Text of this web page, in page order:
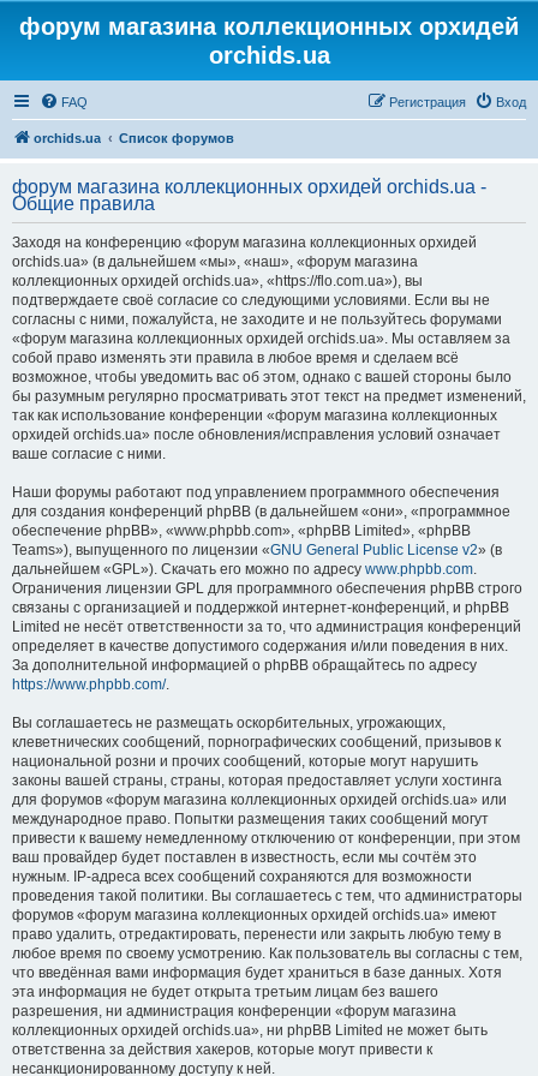
форум магазина коллекционных орхидей
orchids.ua
FAQ Вход
Регистрация
orchids.ua Список форумов
форум магазина коллекционных орхидей orchids.ua -
Общие правила
Заходя на конференцию «форум магазина коллекционных орхидей
orchids.ua» (в дальнейшем «мы», «наш», «форум магазина
коллекционных орхидей orchids.ua», «https://flo.com.ua»), вы
подтверждаете своё согласие со следующими условиями. Если вы не
согласны с ними, пожалуйста, не заходите и не пользуйтесь форумами
«форум магазина коллекционных орхидей orchids.ua». Мы оставляем за
собой право изменять эти правила в любое время и сделаем всё
возможное, чтобы уведомить вас об этом, однако с вашей стороны было
бы разумным регулярно просматривать этот текст на предмет изменений,
так как использование конференции «форум магазина коллекционных
орхидей orchids.ua» после обновления/исправления условий означает
ваше согласие с ними.
Наши форумы работают под управлением программного обеспечения
для создания конференций phpBB (в дальнейшем «они», «программное
обеспечение phpBB», «www.phpbb.com», «phpBB Limited», «phpBB
Teams»), выпущенного по лицензии «GNU General Public License v2» (в
дальнейшем «GPL»). Скачать его можно по адресу www.phpbb.com.
Ограничения лицензии GPL для программного обеспечения phpBB строго
связаны с организацией и поддержкой интернет-конференций, и phpBB
Limited не несёт ответственности за то, что администрация конференций
определяет в качестве допустимого содержания и/или поведения в них.
За дополнительной информацией о phpBB обращайтесь по адресу
https://www.phpbb.com/.
Вы соглашаетесь не размещать оскорбительных, угрожающих,
клеветнических сообщений, порнографических сообщений, призывов к
национальной розни и прочих сообщений, которые могут нарушить
законы вашей страны, страны, которая предоставляет услуги хостинга
для форумов «форум магазина коллекционных орхидей orchids.ua» или
международное право. Попытки размещения таких сообщений могут
привести к вашему немедленному отключению от конференции, при этом
ваш провайдер будет поставлен в известность, если мы сочтём это
нужным. IP-адреса всех сообщений сохраняются для возможности
проведения такой политики. Вы соглашаетесь с тем, что администраторы
форумов «форум магазина коллекционных орхидей orchids.ua» имеют
право удалить, отредактировать, перенести или закрыть любую тему в
любое время по своему усмотрению. Как пользователь вы согласны с тем,
что введённая вами информация будет храниться в базе данных. Хотя
эта информация не будет открыта третьим лицам без вашего
разрешения, ни администрация конференции «форум магазина
коллекционных орхидей orchids.ua», ни phpBB Limited не может быть
ответственна за действия хакеров, которые могут привести к
несанкционированному доступу к ней.